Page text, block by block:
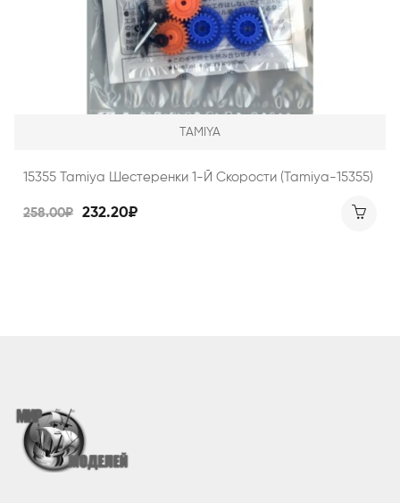
TAMIYA
15355 Tamiya Шестеренки 1-Й Скорости (Tamiya-15355)
258.00₽ 232.20₽